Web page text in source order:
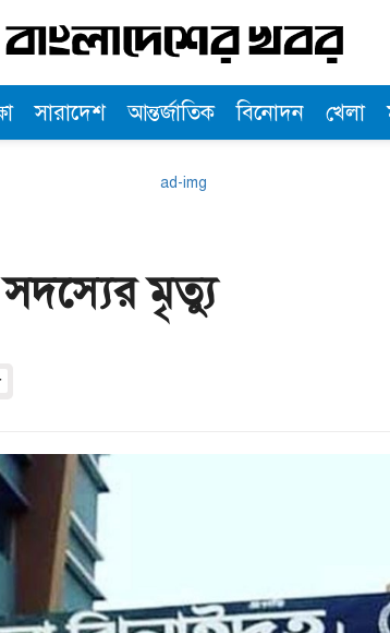
সারাদেশ আন্তর্জাতিক বিনোদন খেলা
সদস্যের মৃত্যু